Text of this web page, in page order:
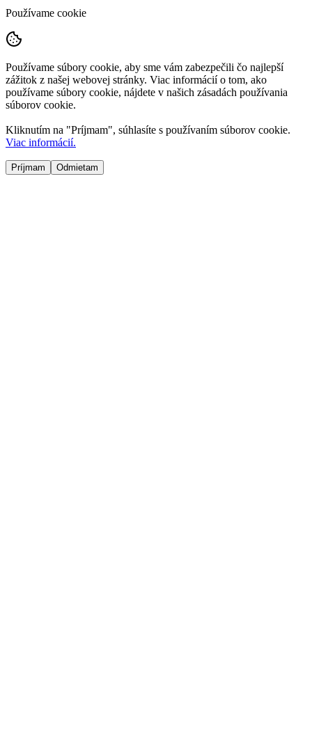
Používame cookie
Používame súbory cookie, aby sme vám zabezpečili čo najlepší
zážitok z našej webovej stránky. Viac informácií o tom, ako
používame súbory cookie, nájdete v našich zásadách používania
súborov cookie.
Kliknutím na "Príjmam", súhlasíte s používaním súborov cookie.
Viac informácií.
Príjmam Odmietam